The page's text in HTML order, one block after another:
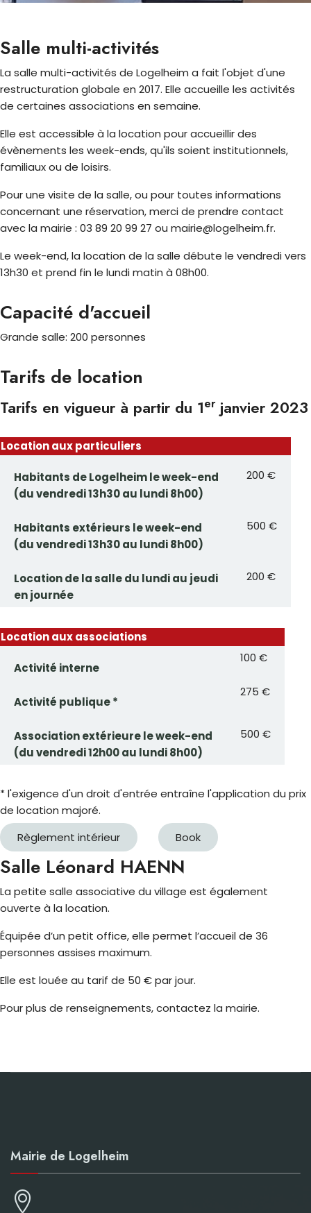
Salle multi-activités
La salle multi-activités de Logelheim a fait l'objet d'une
restructuration globale en 2017. Elle accueille les activités
de certaines associations en semaine.
Elle est accessible à la location pour accueillir des
évènements les week-ends, qu'ils soient institutionnels,
familiaux ou de loisirs.
Pour une visite de la salle, ou pour toutes informations
concernant une réservation, merci de prendre contact
avec la mairie : 03 89 20 99 27 ou mairie@logelheim.fr.
Le week-end, la location de la salle débute le vendredi vers
13h30 et prend fin le lundi matin à 08h00.
Capacité d'accueil
Grande salle: 200 personnes
Tarifs de location
Tarifs en vigueur à partir du 1erjanvier 2023
Location aux particuliers
Habitants de Logelheim le week-end
(du vendredi 13h30 au lundi 8h00)
200 €
Habitants extérieurs le week-end
(du vendredi 13h30 au lundi 8h00)
500 €
Location de la salle du lundi au jeudi
en journée
200 €
Location aux associations
Activité interne
100 €
Activité publique *
275 €
Association extérieure le week-end
(du vendredi 12h00 au lundi 8h00)
500 €
* l'exigence d'un droit d'entrée entraîne l'application du prix
de location majoré.
Règlement intérieur
Book
Salle Léonard HAENN
La petite salle associative du village est également
ouverte à la location.
Équipée d’un petit office, elle permet l’accueil de 36
personnes assises maximum.
Elle est louée au tarif de 50 € par jour.
Pour plus de renseignements, contactez la mairie.
Mairie de Logelheim